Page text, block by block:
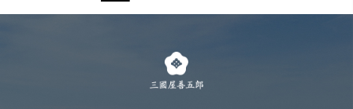
式部の香りシリーズ